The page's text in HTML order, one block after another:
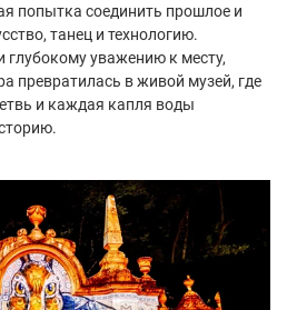
попытка соединить прошлое и
танец и технологию.
глубокому уважению к месту,
превратилась в живой музей, где
и каждая капля воды